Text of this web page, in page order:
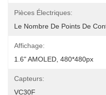
Pièces Électriques:
Le Nombre De Points De
Affichage:
1.6" AMOLED, 480*480px
Capteurs:
VC30F